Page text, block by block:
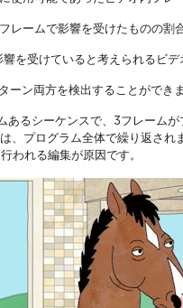
レームで影響を受けたものの割
を受けていると考えられるビ
ーン両方を検出することができま
あるシーケンスで、3フレーム
、プログラム全体で繰り返され
われる編集が原因です。